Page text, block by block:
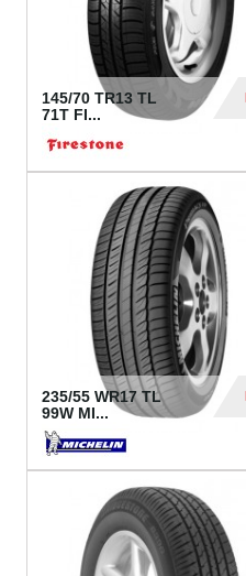
145/70 TR13 TL
71T FI...
235/55 WR17 TL
99W MI...